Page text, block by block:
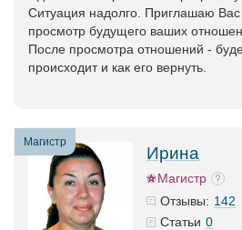
Ситуация надолго. Приглашаю
просмотр будущего ваших
После просмотра отношений -
происходит и как его вернуть.
Магистр
Ирина
Магистр
Отзывы: 142
Статьи 0